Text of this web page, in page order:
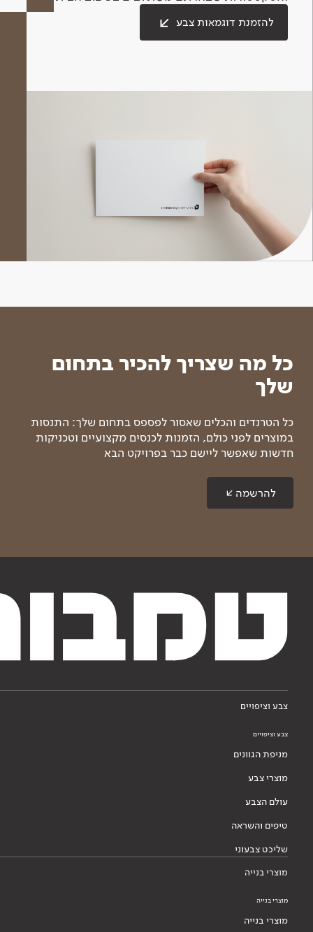
להזמנת דוגמאות צבע
כל מה שצריך להכיר בתחום
שלך
כל הטרנדים והכלים שאסור לפספס בתחום שלך: התנסות
במוצרים לפני כולם, הזמנות לכנסים מקצועיים וטכניקות
חדשות שאפשר ליישם כבר בפרויקט הבא
להרשמה
צבע וציפויים
צבע וציפויים
מניפת הגוונים
מוצרי צבע
עולם הצבע
טיפים והשראה
שליכט צבעוני
מוצרי בנייה
מוצרי בנייה
מוצרי בנייה